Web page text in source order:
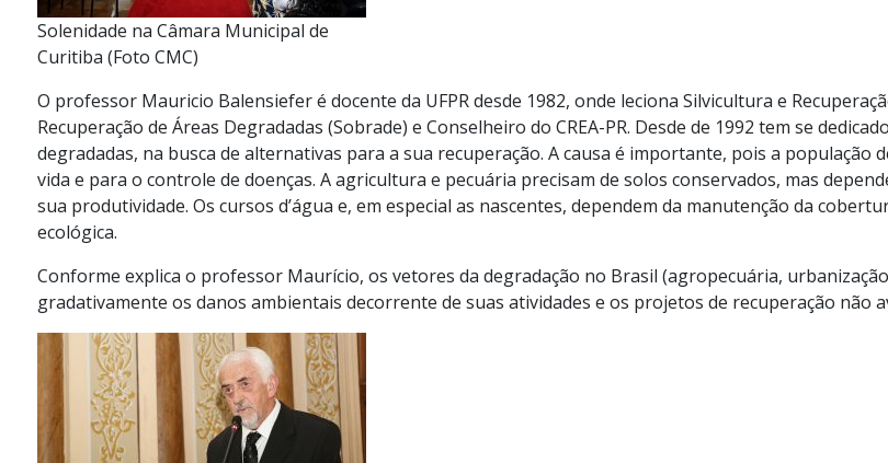
Solenidade na Câmara Municipal de
Curitiba (Foto CMC)
O professor Mauricio Balensiefer é docente da UFPR desde 1982, onde leciona Silvicultura e
Recuperação de Áreas Degradadas (Sobrade) e Conselheiro do CREA-PR. Desde de 1992 tem se
degradadas, na busca de alternativas para a sua recuperação. A causa é importante, pois a população
vida e para o controle de doenças. A agricultura e pecuária precisam de solos conservados, mas
sua produtividade. Os cursos d’água e, em especial as nascentes, dependem da manutenção da
ecológica.
Conforme explica o professor Maurício, os vetores da degradação no Brasil (agropecuária,
gradativamente os danos ambientais decorrente de suas atividades e os projetos de recuperação não